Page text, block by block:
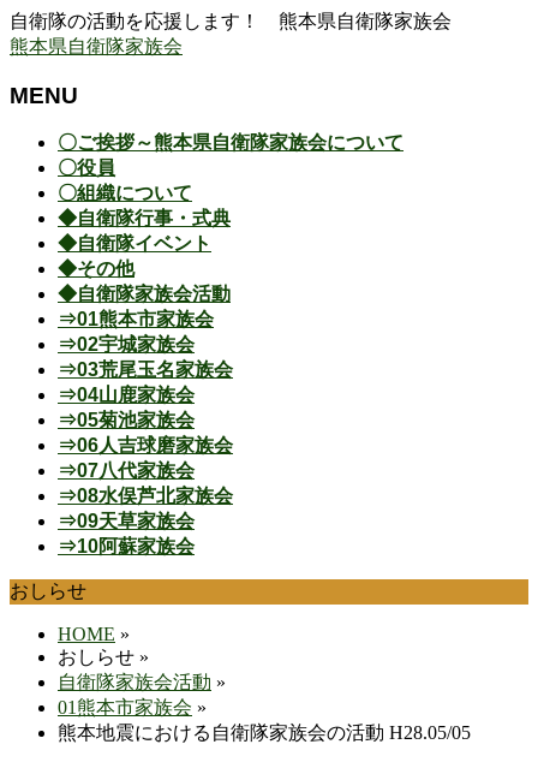
自衛隊の活動を応援します！ 熊本県自衛隊家族会
熊本県自衛隊家族会
MENU
〇ご挨拶～熊本県自衛隊家族会について
〇役員
〇組織について
◆自衛隊行事・式典
◆自衛隊イベント
◆その他
◆自衛隊家族会活動
⇒01熊本市家族会
⇒02宇城家族会
⇒03荒尾玉名家族会
⇒04山鹿家族会
⇒05菊池家族会
⇒06人吉球磨家族会
⇒07八代家族会
⇒08水俣芦北家族会
⇒09天草家族会
⇒10阿蘇家族会
おしらせ
HOME »
おしらせ »
自衛隊家族会活動 »
01熊本市家族会 »
熊本地震における自衛隊家族会の活動 H28.05/05